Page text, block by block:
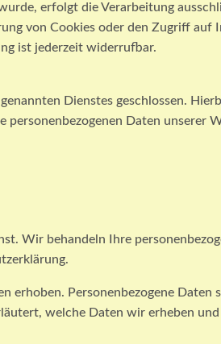
erfolgt die Verarbeitung
von Cookies oder den Zugriff auf
ist jederzeit widerrufbar.
Dienstes geschlossen.
Daten unserer
Wir behandeln Ihre
erhoben. Personenbezogene Daten
welche Daten wir erheben